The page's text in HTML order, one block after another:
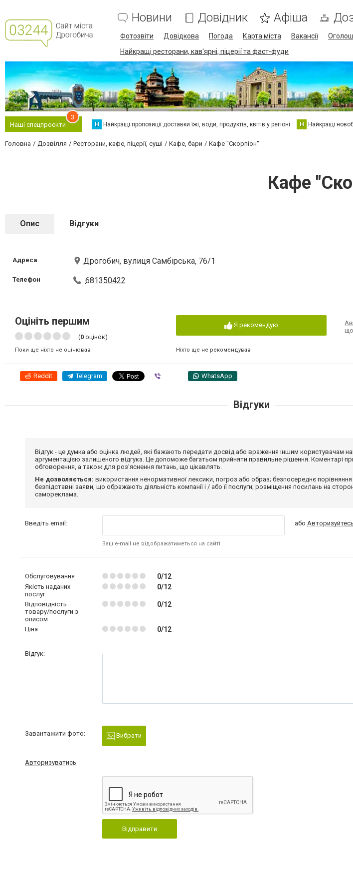
Новини Довідник Афіша
Фотозвіти Довідкова Погода Карта міста Вакансії
Найкращі ресторани, кав'ярні, піцерії та фаст-фуди
Наші спецпроєкти
3
Н Найкращі пропозиції доставки їжі, води, продуктів, квітів у регіоні Н Найкращі
Головна Дозвілля Ресторани, кафе, піцерії, суші Кафе, бари Кафе "Скорпіон"
Кафе
Опис Відгуки
Адреса Дрогобич, вулиця Самбірська, 76/1
Телефон 681350422
Оцініть першим
(0 оцінок)
Поки ще ніхто не оцінював
Я рекомендую
Ніхто ще не рекомендував
Reddit Telegram WhatsApp
Відгуки
Відгук - це думка або оцінка людей, які бажають передати досвід або враження іншим користувачам
аргументацією залишеного відгука. Це допоможе багатьом прийняти правильне рішення. Коментарі
обговорення, а також для роз'яснення питань, що цікавлять.
Не дозволяється: використання ненормативної лексики, погроз або образ; безпосереднє
безпідставні заяви, що ображають діяльність компанії і / або її послуги; розміщення посилань на
самореклама.
Введіть email:
Ваш e-mail не відображатиметься на сайті
абоАвторизуйтесь
Обслуговування 0/12
Якість наданих
послуг
0/12
Відповідність
товару/послуги з
описом
0/12
Ціна 0/12
Відгук:
Завантажити фото: Вибрати
Авторизуватись
Відправити